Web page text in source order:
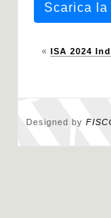
Scarica
« ISA 2024
Designed by